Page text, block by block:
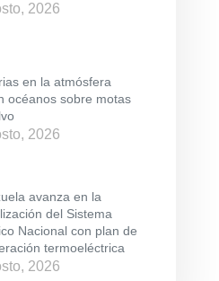
2026
en la atmósfera
océanos sobre motas
2026
avanza en la
del Sistema
Nacional con plan de
termoeléctrica
2026